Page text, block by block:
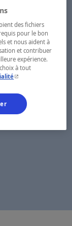
des fichiers
pour le bon
et nous aident à
et contribuer
expérience.
à tout
- Cet hyperlien